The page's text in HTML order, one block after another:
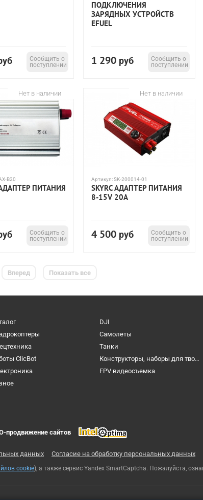
Сообщить о
поступлении
ПОДКЛЮЧЕНИЯ
ЗАРЯДНЫХ УСТРОЙСТВ
EFUEL
1 290 руб
Сообщить о
поступлении
Нет в наличии
B20
АДАПТЕР ПИТАНИЯ
Сообщить о
поступлении
Нет в наличии
Артикул:SK-200014-01
SKYRC АДАПТЕР ПИТАНИЯ
8-15V 20A
4 500 руб
Сообщить о
поступлении
Вперед Показать все
DJI
Самолеты
Танки
ClicBot
Конструкторы, наборы для творчества и настольные игры
FPV видеосъемка
продвижение сайтов
данных Согласие на обработку персональных данных
cookie), а также сервис Yandex SmartCaptcha. Пожалуйста,